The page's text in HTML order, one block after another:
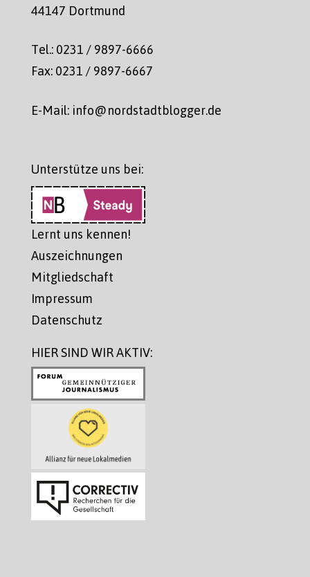
44147 Dortmund
Tel.: 0231 / 9897-6666
Fax: 0231 / 9897-6667
E-Mail: info@nordstadtblogger.de
Unterstütze uns bei:
Lernt uns kennen!
Auszeichnungen
Mitgliedschaft
Impressum
Datenschutz
HIER SIND WIR AKTIV: